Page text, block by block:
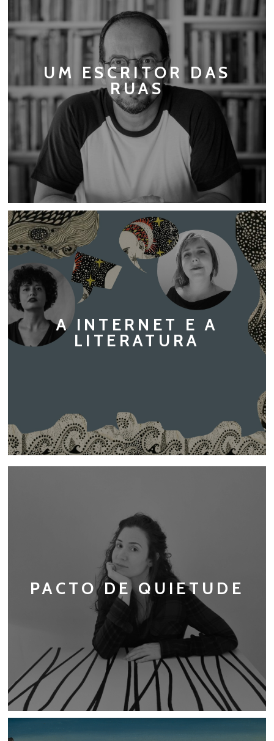
UM ESCRITOR DAS
RUAS
A INTERNET E A
LITERATURA
PACTO DE QUIETUDE